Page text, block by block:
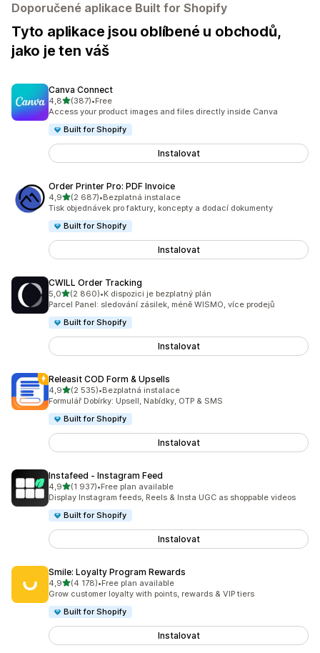
Doporučené aplikace Built for Shopify
Tyto aplikace jsou oblíbené u obchodů,
jako je ten váš
Canva Connect
4,8z 5 hvězd
(387)
Celkový počet recenzí: 387
•Free
Access your product images and files directly inside Canva
Built for Shopify
Instalovat
Order Printer Pro: PDF Invoice
4,9z 5 hvězd
(2 687)
Celkový počet recenzí: 2687
•Bezplatná instalace
Tisk objednávek pro faktury, koncepty a dodací dokumenty
Built for Shopify
Instalovat
CWILL Order Tracking
5,0z 5 hvězd
(2 860)
Celkový počet recenzí: 2860
•K dispozici je bezplatný plán
Parcel Panel: sledování zásilek, méně WISMO, více prodejů
Built for Shopify
Instalovat
Releasit COD Form & Upsells
4,9z 5 hvězd
(2 535)
Celkový počet recenzí: 2535
•Bezplatná instalace
Formulář Dobírky: Upsell, Nabídky, OTP & SMS
Built for Shopify
Instalovat
Instafeed ‑ Instagram Feed
4,9z 5 hvězd
(1 937)
Celkový počet recenzí: 1937
•Free plan available
Display Instagram feeds, Reels & Insta UGC as shoppable videos
Built for Shopify
Instalovat
Smile: Loyalty Program Rewards
4,9z 5 hvězd
(4 178)
Celkový počet recenzí: 4178
•Free plan available
Grow customer loyalty with points, rewards & VIP tiers
Built for Shopify
Instalovat